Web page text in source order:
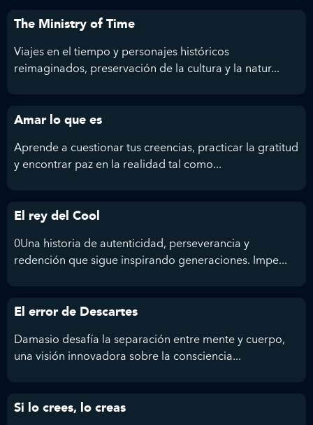
The Ministry of Time
Viajes en el tiempo y personajes históricos
reimaginados, preservación de la cultura y la natur...
Amar lo que es
Aprende a cuestionar tus creencias, practicar la gratitud
y encontrar paz en la realidad tal como...
El rey del Cool
0Una historia de autenticidad, perseverancia y
redención que sigue inspirando generaciones. Impe...
El error de Descartes
Damasio desafía la separación entre mente y cuerpo,
una visión innovadora sobre la consciencia...
Si lo crees, lo creas